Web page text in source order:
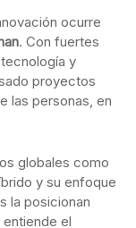
ocurre
. Con fuertes
y
proyectos
las personas, en
globales como
y su enfoque
la posicionan
el